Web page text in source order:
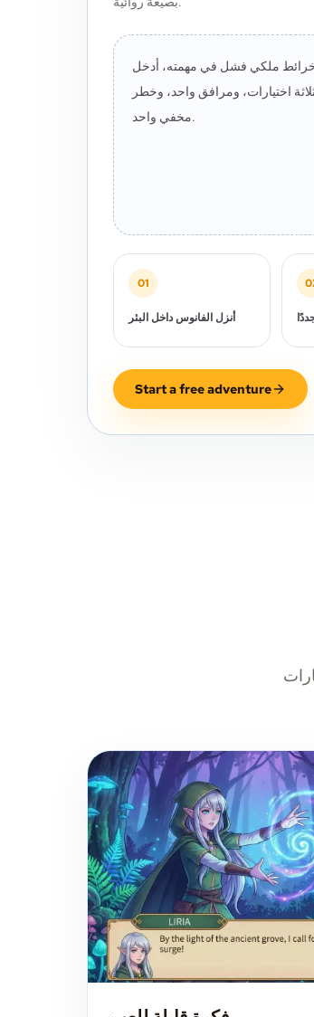
خرائط ملكي فشل في مهمته، أدخل
اختيارات، ومرافق واحد، وخطر
مخفي واحد.
01
أنزل الفانوس داخل البئر
Start a free adventure